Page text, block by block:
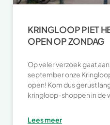
KRINGLOOP PIET
OPEN OP ZONDAG
Op veler verzoek gaat
september onze
open! Kom dus gerust
kringloop-shoppen in de
Lees meer